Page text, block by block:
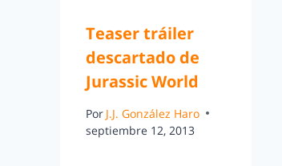
Teaser tráiler
descartado de
Jurassic World
Por J.J. González Haro
septiembre 12, 2013